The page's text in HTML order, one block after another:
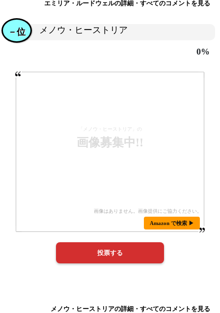
エミリア・ルードウェルの詳細・すべてのコメントを見る
メノウ・ヒーストリア
－位
0%
「メノウ・ヒーストリア」の
画像募集中!!
Amazon で検索 ▶
メノウ・ヒーストリアの詳細・すべてのコメントを見る